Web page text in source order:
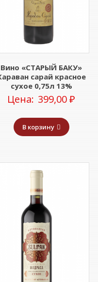
Вино «СТАРЫЙ БАКУ»
сарай красное
сухое 0,75л 13%
Цена: 399,00₽
В корзину